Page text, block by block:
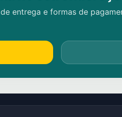
entrega e formas de